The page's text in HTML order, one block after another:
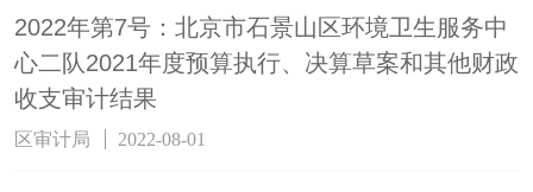
2022年第7号：北京市石景山区环境卫生服务中
心二队2021年度预算执行、决算草案和其他财政
收支审计结果
区审计局 2022-08-01